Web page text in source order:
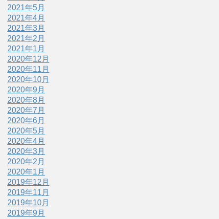
2021年5月
2021年4月
2021年3月
2021年2月
2021年1月
2020年12月
2020年11月
2020年10月
2020年9月
2020年8月
2020年7月
2020年6月
2020年5月
2020年4月
2020年3月
2020年2月
2020年1月
2019年12月
2019年11月
2019年10月
2019年9月